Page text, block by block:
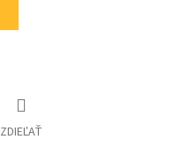
ZDIEĽAŤ